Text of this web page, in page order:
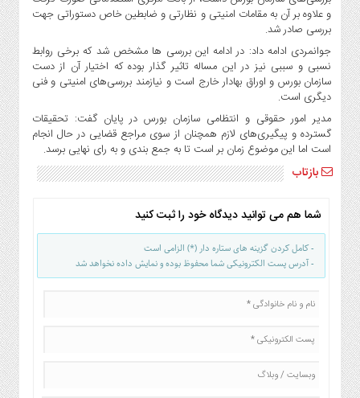
و علاوه بر آن به مقامات امنیتی و نظارتی و ضابطین خاص دستوراتی جهت
بررسی صادر شد.
جوانمردی ادامه داد: در ادامه این بررسی ها مشخص شد که برخی روابط
نسبی و سببی نیز در این مساله تاثیر گذار بوده که اختیار آن از دست
سازمان بورس و اوراق بهادار خارج است و نیازمند بررسی‌های امنیتی و فنی
دیگری است.
مدیر امور حقوقی و انتظامی سازمان بورس در پایان گفت: تحقیقات
گسترده و پیگیری‌های لازم همچنان از سوی مراجع قضایی در حال انجام
است اما این موضوع زمان بر است تا به جمع بندی و به رای نهایی برسد.
بازتاب
شما هم می توانید دیدگاه خود را ثبت کنید
- کامل کردن گزینه های ستاره دار (*) الزامی است
- آدرس پست الکترونیکی شما محفوظ بوده و نمایش داده نخواهد شد